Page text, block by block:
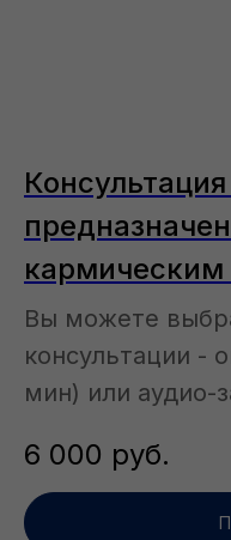
Вы можете
консультации -
мин) или аудио-
6 000 руб.